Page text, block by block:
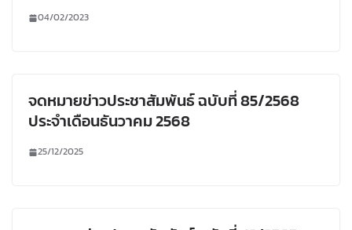
04/02/2023
จดหมายข่าวประชาสัมพันธ์ ฉบับที่ 85/2568
ประจำเดือนธันวาคม 2568
25/12/2025